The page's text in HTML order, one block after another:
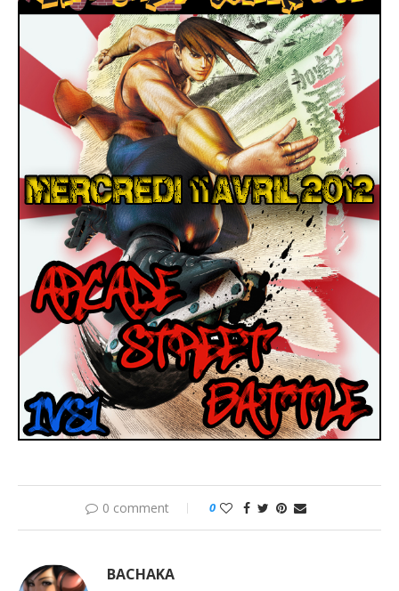
0 comment 0
BACHAKA